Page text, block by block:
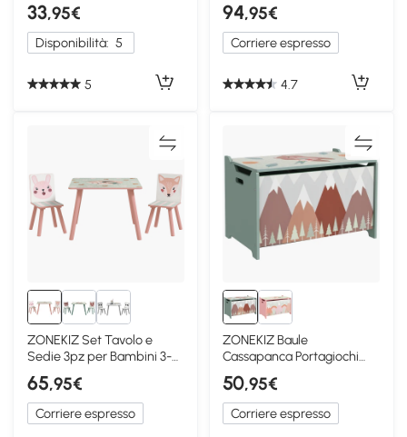
33,95€
Disponibilità: 5
5
94,95€
Corriere espresso
4.7
ZONEKIZ Set Tavolo e
Sedie 3pz per Bambini 3-8
Anni Rosa
65,95€
Corriere espresso
ZONEKIZ Baule
Cassapanca Portagiochi
per Bambini in MDF Verde
50,95€
Corriere espresso